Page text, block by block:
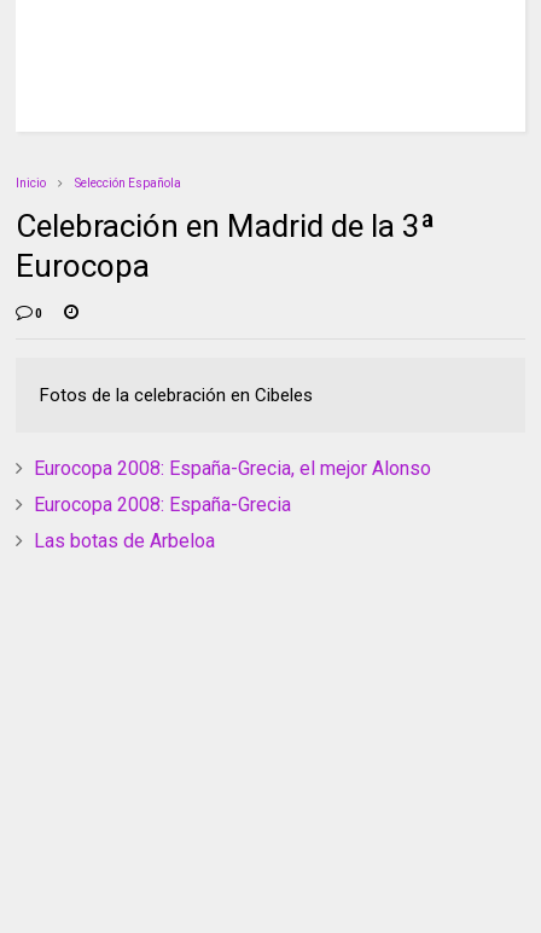
Inicio Selección Española
Celebración en Madrid de la 3ª
Eurocopa
0
Fotos de la celebración en Cibeles
Eurocopa 2008: España-Grecia, el mejor Alonso
Eurocopa 2008: España-Grecia
Las botas de Arbeloa